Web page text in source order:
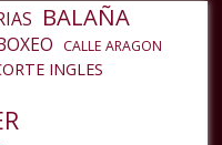
BALAÑA
CALLE ARAGON
INGLES